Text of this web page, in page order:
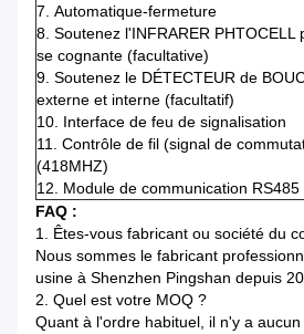
7. Automatique-fermeture
8. Soutenez l'INFRARER PHTOCELL
se cognante (facultative)
9. Soutenez le DÉTECTEUR de
externe et interne (facultatif)
10. Interface de feu de signalisation
11. Contrôle de fil (signal de
(418MHZ)
12. Module de communication RS485
FAQ :
1. Êtes-vous fabricant ou société du
Nous sommes le fabricant
usine à Shenzhen Pingshan depuis
2. Quel est votre MOQ ?
Quant à l'ordre habituel, il n'y a